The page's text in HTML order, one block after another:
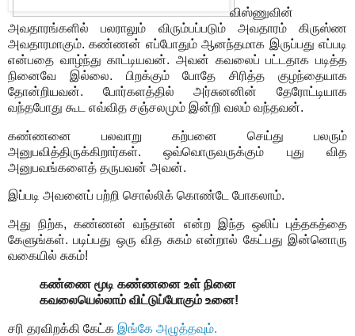
விஸ்ணுவின்
அவதாரங்களில் பலராலும் விரும்பப்படும் அவதாரம் கிருஸ்ண
அவதாரமாகும். கண்ணன் எப்போதும் ஆனந்தமாக இருப்பது எப்படி
என்பதை வாழ்ந்து காட்டியவன். அவன் கவலைப் பட்டதாக படித்த
நினைவே இல்லை. பிறக்கும் போதே சிரித்த குழந்தையாக
தோன்றியவன். போர்களத்தில் அர்சுனனின் தேரோட்டியாக
வந்தபோது கூட எவ்வித சஞ்சலமும் இன்றி வலம் வந்தவன்.
கண்ணனை பலவாறு கற்பனை செய்து பலரும்
அனுபவித்திருக்கிறார்கள். ஒவ்வொருவருக்கும் புது வித
அனுபவங்களைத் தருபவன் அவன்.
இப்படி அவனைப் பற்றி சொல்லிக் கொண்டே போகலாம்.
அது நிற்க, கண்ணன் வந்தான் என்ற இந்த ஒலிப் புத்தகத்தை
கேளுங்கள். படிப்பது ஒரு வித சுகம் என்றால் கேட்பது இன்னொரு
வகையில் சுகம்!
கண்ணை மூடி கண்ணனை உள் நினை
கவலையெல்லாம் விட்டுப்போகும் உனை!
சரி தரவிறக்கி கேட்க இங்கே அழுத்தவும்.